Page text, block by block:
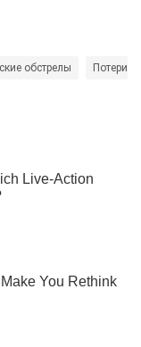
обстрелы Потери